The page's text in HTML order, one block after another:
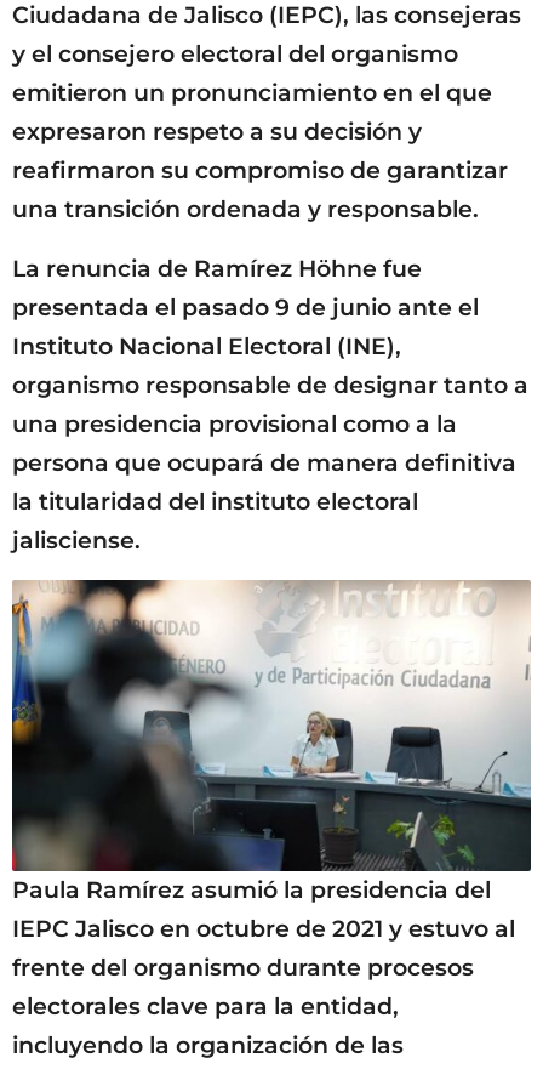
Ciudadana de Jalisco (IEPC), las consejeras
y el consejero electoral del organismo
emitieron un pronunciamiento en el que
expresaron respeto a su decisión y
reafirmaron su compromiso de garantizar
una transición ordenada y responsable.
La renuncia de Ramírez Höhne fue
presentada el pasado 9 de junio ante el
Instituto Nacional Electoral (INE),
organismo responsable de designar tanto a
una presidencia provisional como a la
persona que ocupará de manera definitiva
la titularidad del instituto electoral
jalisciense.
Paula Ramírez asumió la presidencia del
IEPC Jalisco en octubre de 2021 y estuvo al
frente del organismo durante procesos
electorales clave para la entidad,
incluyendo la organización de las